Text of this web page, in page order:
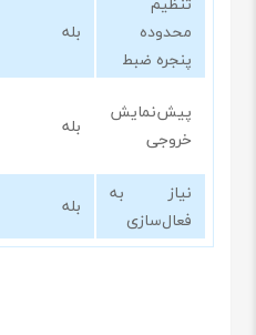
محدوده
پنجره ضبط
بله
پیش‌نمایش
خروجی
بله
نیاز به
فعال‌سازی
بله